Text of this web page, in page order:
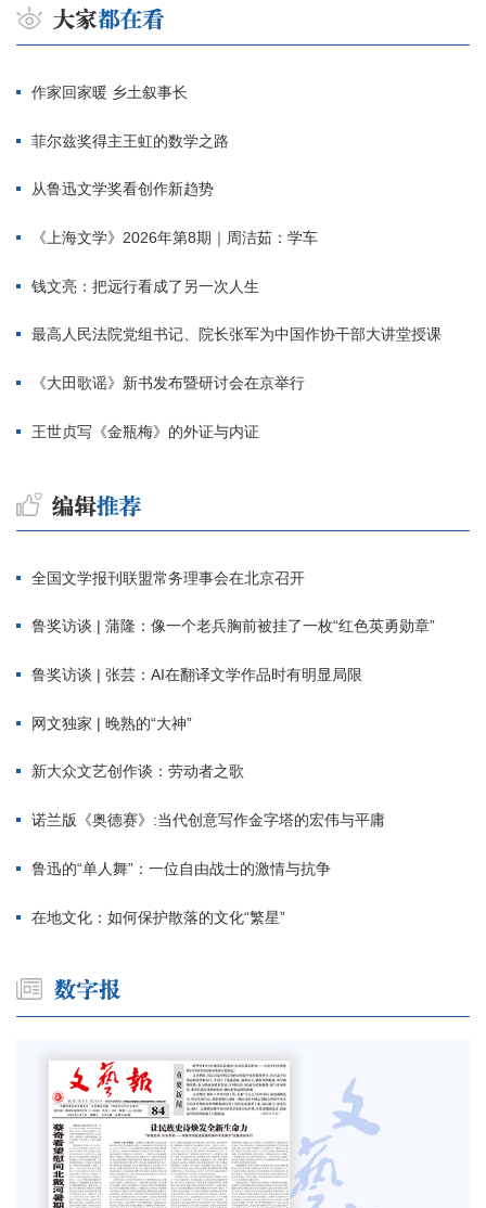
作家回家暖 乡土叙事长
菲尔兹奖得主王虹的数学之路
从鲁迅文学奖看创作新趋势
《上海文学》2026年第8期｜周洁茹：学车
钱文亮：把远行看成了另一次人生
最高人民法院党组书记、院长张军为中国作协干部大讲堂授课
《大田歌谣》新书发布暨研讨会在京举行
王世贞写《金瓶梅》的外证与内证
全国文学报刊联盟常务理事会在北京召开
鲁奖访谈 | 蒲隆：像一个老兵胸前被挂了一枚“红色英勇勋章”
鲁奖访谈 | 张芸：AI在翻译文学作品时有明显局限
网文独家 | 晚熟的“大神”
新大众文艺创作谈：劳动者之歌
诺兰版《奥德赛》:当代创意写作金字塔的宏伟与平庸
鲁迅的“单人舞”：一位自由战士的激情与抗争
在地文化：如何保护散落的文化“繁星”